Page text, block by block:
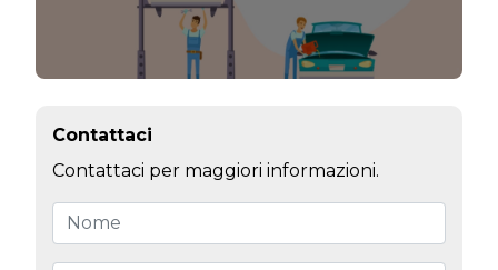
Contattaci
Contattaci per maggiori informazioni.